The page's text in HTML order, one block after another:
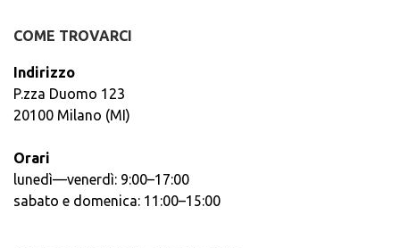
COME TROVARCI
Indirizzo
P.zza Duomo 123
20100 Milano (MI)
Orari
lunedì—venerdì: 9:00–17:00
sabato e domenica: 11:00–15:00